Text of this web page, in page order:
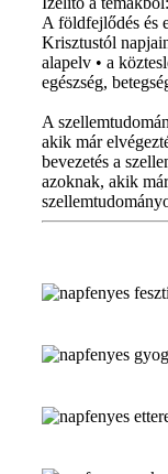
A földfejlődés és
Krisztustól
alapelv • a
egészség,
A
akik már
bevezetés a
azoknak, akik